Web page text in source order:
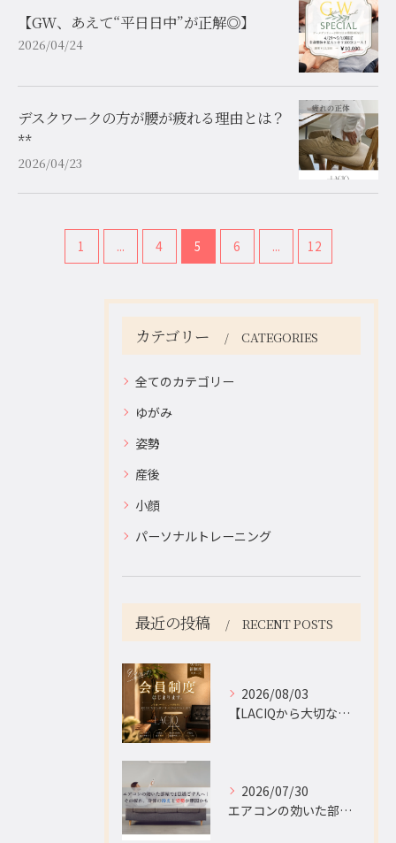
【GW、あえて“平日日中”が正解◎】
2026/04/24
デスクワークの方が腰が疲れる理由とは？
**
2026/04/23
1 ... 4 5 6 ... 12
カテゴリー CATEGORIES
全てのカテゴリー
ゆがみ
姿勢
産後
小顔
パーソナルトレーニング
最近の投稿 RECENT POSTS
2026/08/03
【LACIQから大切なお知らせ】
2026/07/30
エアコンの効いた部屋で1日過ごす人へ｜その疲れ、身体の冷えと...